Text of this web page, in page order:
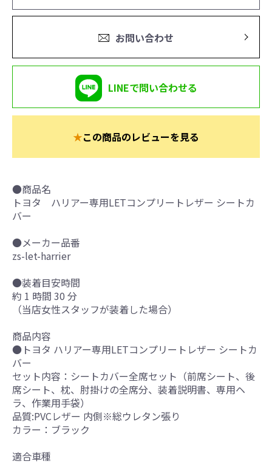
お問い合わせ
LINEで問い合わせる
★この商品のレビューを見る
●商品名
トヨタ ハリアー専用LETコンプリートレザー シートカ
バー
●メーカー品番
zs-let-harrier
●装着目安時間
約 1 時間 30 分
（当店女性スタッフが装着した場合）
商品内容
●トヨタ ハリアー専用LETコンプリートレザー シートカ
バー
セット内容：シートカバー全席セット（前席シート、後
席シート、枕、肘掛けの全席分、装着説明書、専用ヘ
ラ、作業用手袋）
品質:PVCレザー 内側※総ウレタン張り
カラー：ブラック
適合車種